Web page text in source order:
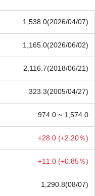
1,538.0(2026/04/07)
1,165.0(2026/06/02)
2,116.7(2018/06/21)
323.3(2005/04/27)
974.0 ~ 1,574.0
+28.0 (+2.20％)
+11.0 (+0.85％)
1,290.8(08/07)